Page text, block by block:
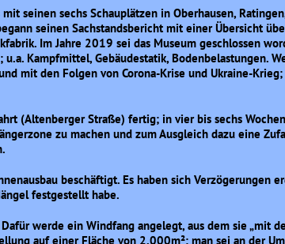
seinen sechs Schauplätzen in Oberhausen,
seinen Sachstandsbericht mit einer Übersicht
Im Jahre 2019 sei das Museum geschlossen
Kampfmittel, Gebäudestatik, Bodenbelastungen.
mit den Folgen von Corona-Krise und Ukraine-
(Altenberger Straße) fertig; in vier bis sechs
zu machen und zum Ausgleich dazu eine
beschäftigt. Es haben sich Verzögerungen
festgestellt habe.
werde ein Windfang angelegt, aus dem sie „mit
auf einer Fläche von 2.000m²; man sei an der